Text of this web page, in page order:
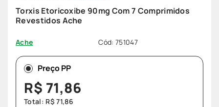
Torxis Etoricoxibe 90mg Com 7 Comprimidos
Revestidos Ache
Ache Cód: 751047
Preço PP
R$ 71,86
Total: R$ 71,86